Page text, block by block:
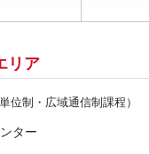
リア
単位制・広域通信制課程）
ター